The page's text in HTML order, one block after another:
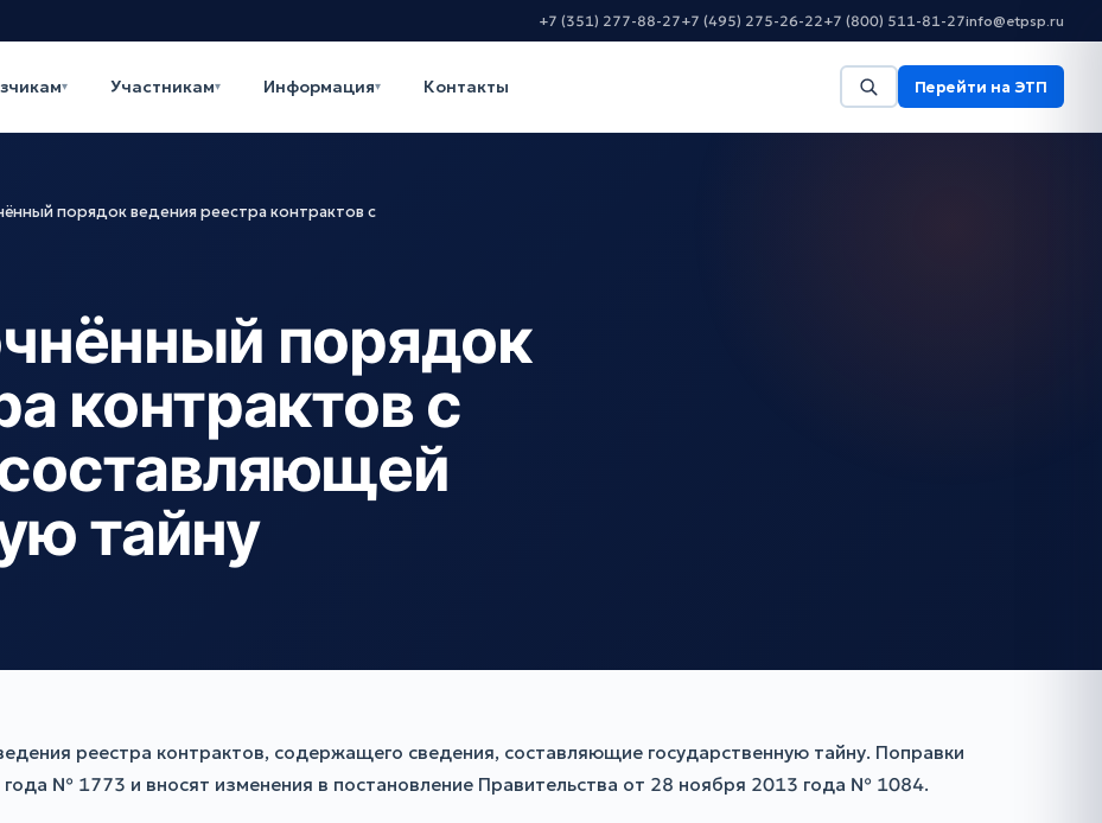
+7 (351) 277-88-27+7 (495) 275-26-22+7 (800) 511-81-27info@etpsp.ru
▾ Участникам▾ Информация▾ Контакты Перейти на ЭТП
порядок ведения реестра контрактов с
порядок
контрактов с
тайну
реестра контрактов, содержащего сведения, составляющие государственную тайну. Поправки
№ 1773 и вносят изменения в постановление Правительства от 28 ноября 2013 года № 1084.